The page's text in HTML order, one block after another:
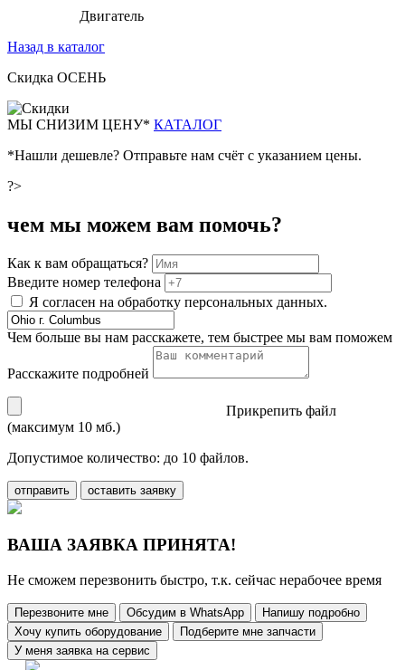
Двигатель
Назад в каталог
Скидка ОСЕНЬ
МЫ СНИЗИМ ЦЕНУ* КАТАЛОГ
*Нашли дешевле? Отправьте нам счёт с указанием цены.
?>
чем мы можем вам помочь?
Как к вам обращаться?
Введите номер телефона
Я согласен на обработку персональных данных.
Чем больше вы нам расскажете, тем быстрее мы вам поможем
Расскажите подробней
Прикрепить файл
(максимум 10 мб.)
Допустимое количество: до 10 файлов.
отправить оставить заявку
ВАША ЗАЯВКА ПРИНЯТА!
Не сможем перезвонить быстро, т.к. сейчас нерабочее время
Перезвоните мне Обсудим в WhatsApp
Напишу подробно
Хочу купить оборудование
Подберите мне запчасти
У меня заявка на сервис